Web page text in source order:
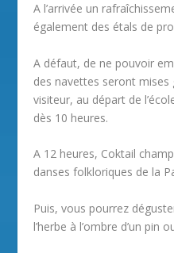
A l’arrivée un
également des étals de
A défaut, de ne pouvoir
des navettes seront
visiteur, au départ de
dès 10 heures.
A 12 heures, Coktail
danses folkloriques de la
Puis, vous pourrez
l’herbe à l’ombre d’un pin